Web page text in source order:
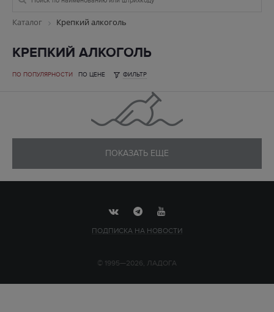
Каталог Крепкий алкоголь
КРЕПКИЙ АЛКОГОЛЬ
ПО ПОПУЛЯРНОСТИ ПО ЦЕНЕ ФИЛЬТР
ПОКАЗАТЬ ЕЩЕ
ПОДПИСКА НА НОВОСТИ
© 1995—2026, ЛАДОГА